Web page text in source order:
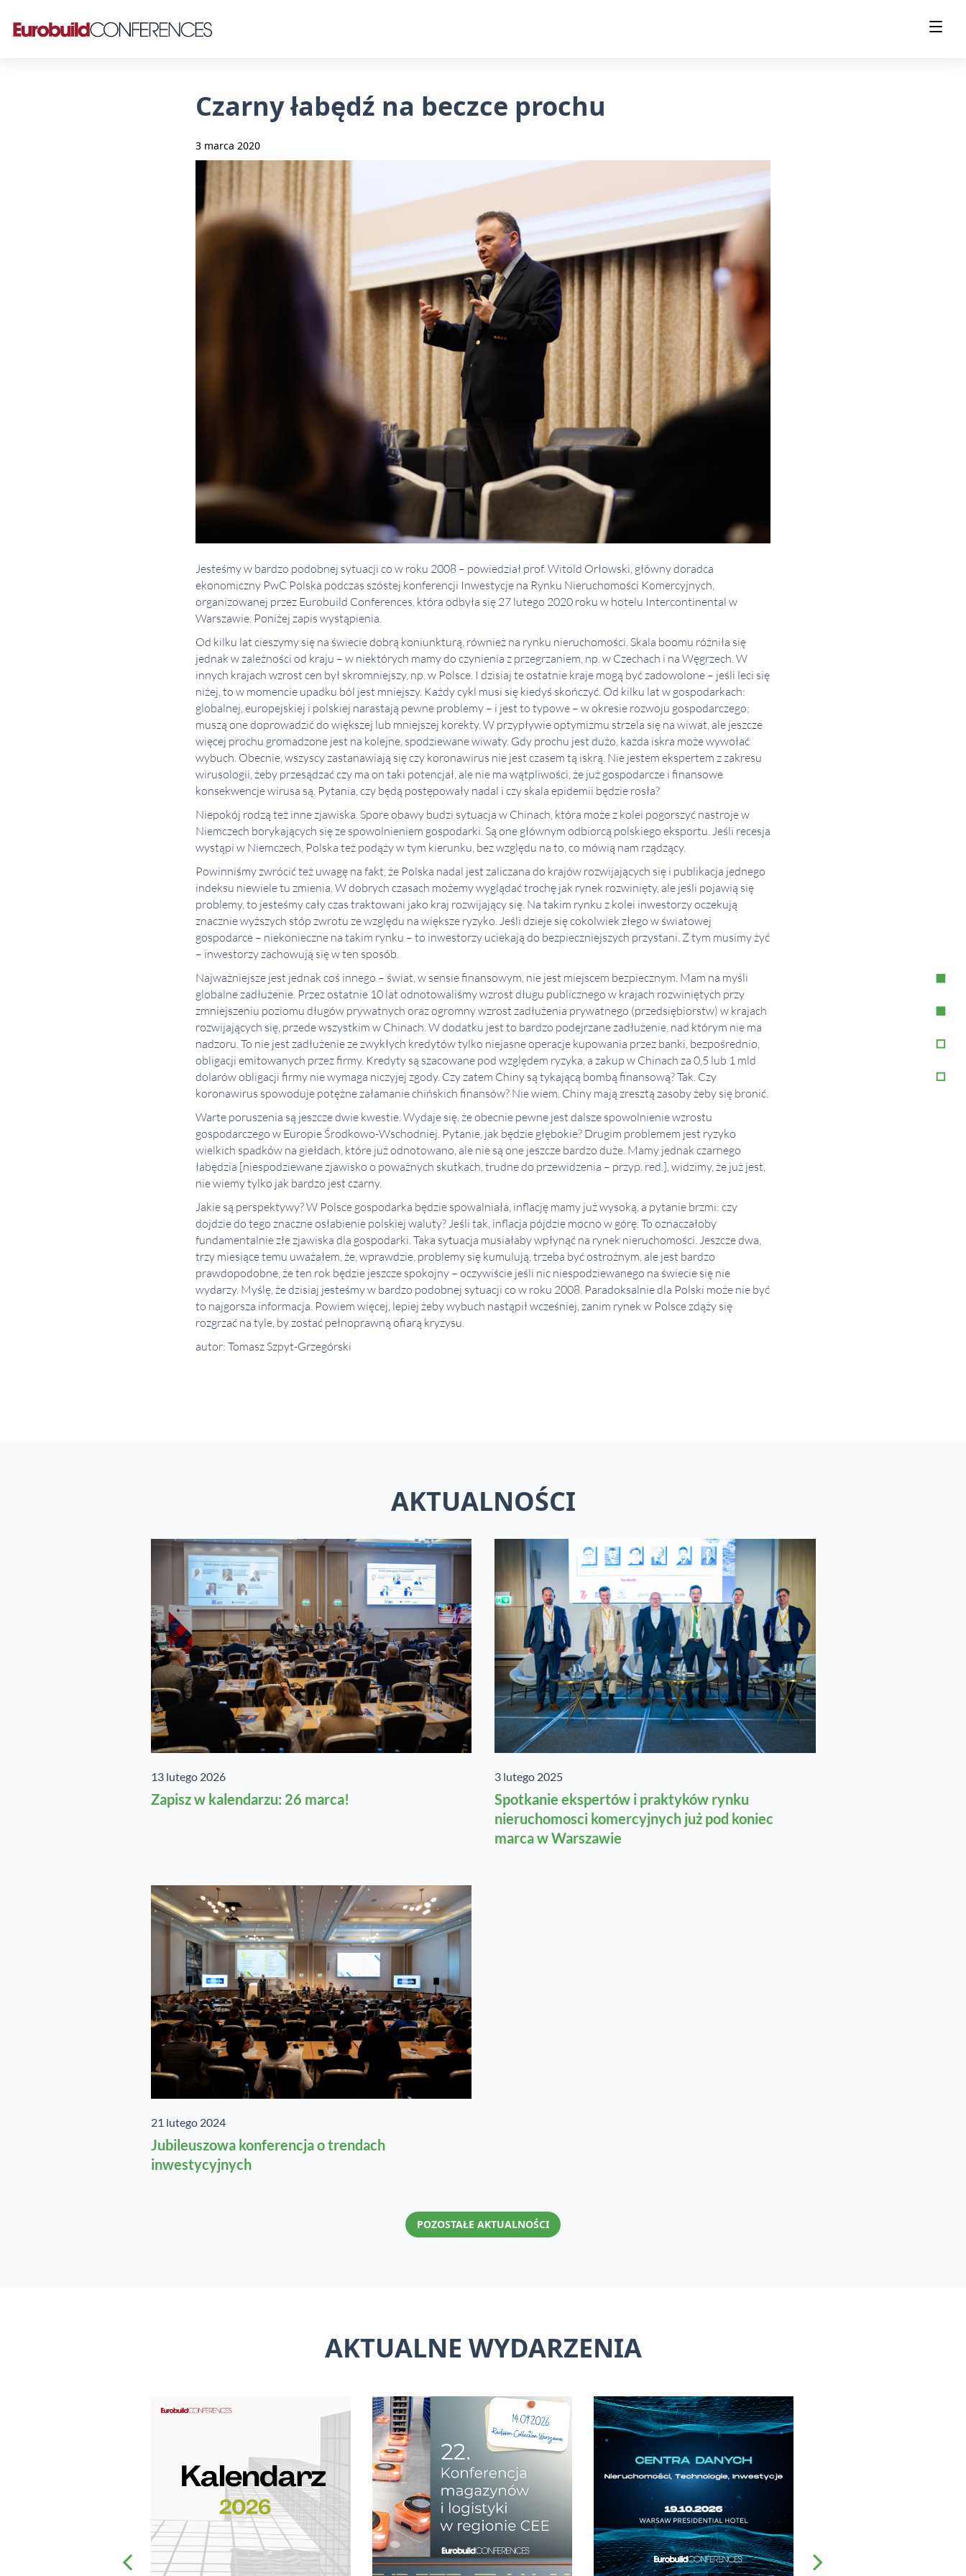
Czarny łabędź na beczce prochu
3 marca 2020
Jesteśmy w bardzo podobnej sytuacji co w roku 2008 – powiedział prof. Witold Orłowski, główny doradca
ekonomiczny PwC Polska podczas szóstej konferencji Inwestycje na Rynku Nieruchomości Komercyjnych,
organizowanej przez Eurobuild Conferences, która odbyła się 27 lutego 2020 roku w hotelu Intercontinental w
Warszawie. Poniżej zapis wystąpienia.
Od kilku lat cieszymy się na świecie dobrą koniunkturą, również na rynku nieruchomości. Skala boomu różniła się
jednak w zależności od kraju – w niektórych mamy do czynienia z przegrzaniem, np. w Czechach i na Węgrzech. W
innych krajach wzrost cen był skromniejszy, np. w Polsce. I dzisiaj te ostatnie kraje mogą być zadowolone – jeśli leci się
niżej, to w momencie upadku ból jest mniejszy. Każdy cykl musi się kiedyś skończyć. Od kilku lat w gospodarkach:
globalnej, europejskiej i polskiej narastają pewne problemy – i jest to typowe – w okresie rozwoju gospodarczego;
muszą one doprowadzić do większej lub mniejszej korekty. W przypływie optymizmu strzela się na wiwat, ale jeszcze
więcej prochu gromadzone jest na kolejne, spodziewane wiwaty. Gdy prochu jest dużo, każda iskra może wywołać
wybuch. Obecnie, wszyscy zastanawiają się czy koronawirus nie jest czasem tą iskrą. Nie jestem ekspertem z zakresu
wirusologii, żeby przesądzać czy ma on taki potencjał, ale nie ma wątpliwości, że już gospodarcze i finansowe
konsekwencje wirusa są. Pytania, czy będą postępowały nadal i czy skala epidemii będzie rosła?
Niepokój rodzą też inne zjawiska. Spore obawy budzi sytuacja w Chinach, która może z kolei pogorszyć nastroje w
Niemczech borykających się ze spowolnieniem gospodarki. Są one głównym odbiorcą polskiego eksportu. Jeśli recesja
wystąpi w Niemczech, Polska też podąży w tym kierunku, bez względu na to, co mówią nam rządzący.
Powinniśmy zwrócić też uwagę na fakt, że Polska nadal jest zaliczana do krajów rozwijających się i publikacja jednego
indeksu niewiele tu zmienia. W dobrych czasach możemy wyglądać trochę jak rynek rozwinięty, ale jeśli pojawią się
problemy, to jesteśmy cały czas traktowani jako kraj rozwijający się. Na takim rynku z kolei inwestorzy oczekują
znacznie wyższych stóp zwrotu ze względu na większe ryzyko. Jeśli dzieje się cokolwiek złego w światowej
gospodarce – niekonieczne na takim rynku – to inwestorzy uciekają do bezpieczniejszych przystani. Z tym musimy żyć
– inwestorzy zachowują się w ten sposób.
Najważniejsze jest jednak coś innego – świat, w sensie finansowym, nie jest miejscem bezpiecznym. Mam na myśli
globalne zadłużenie. Przez ostatnie 10 lat odnotowaliśmy wzrost długu publicznego w krajach rozwiniętych przy
zmniejszeniu poziomu długów prywatnych oraz ogromny wzrost zadłużenia prywatnego (przedsiębiorstw) w krajach
rozwijających się, przede wszystkim w Chinach. W dodatku jest to bardzo podejrzane zadłużenie, nad którym nie ma
nadzoru. To nie jest zadłużenie ze zwykłych kredytów tylko niejasne operacje kupowania przez banki, bezpośrednio,
obligacji emitowanych przez firmy. Kredyty są szacowane pod względem ryzyka, a zakup w Chinach za 0,5 lub 1 mld
dolarów obligacji firmy nie wymaga niczyjej zgody. Czy zatem Chiny są tykającą bombą finansową? Tak. Czy
koronawirus spowoduje potężne załamanie chińskich finansów? Nie wiem. Chiny mają zresztą zasoby żeby się bronić.
Warte poruszenia są jeszcze dwie kwestie. Wydaje się, że obecnie pewne jest dalsze spowolnienie wzrostu
gospodarczego w Europie Środkowo-Wschodniej. Pytanie, jak będzie głębokie? Drugim problemem jest ryzyko
wielkich spadków na giełdach, które już odnotowano, ale nie są one jeszcze bardzo duże. Mamy jednak czarnego
łabędzia [niespodziewane zjawisko o poważnych skutkach, trudne do przewidzenia – przyp. red.], widzimy, że już jest,
nie wiemy tylko jak bardzo jest czarny.
Jakie są perspektywy? W Polsce gospodarka będzie spowalniała, inflację mamy już wysoką, a pytanie brzmi: czy
dojdzie do tego znaczne osłabienie polskiej waluty? Jeśli tak, inflacja pójdzie mocno w górę. To oznaczałoby
fundamentalnie złe zjawiska dla gospodarki. Taka sytuacja musiałaby wpłynąć na rynek nieruchomości. Jeszcze dwa,
trzy miesiące temu uważałem, że, wprawdzie, problemy się kumulują, trzeba być ostrożnym, ale jest bardzo
prawdopodobne, że ten rok będzie jeszcze spokojny – oczywiście jeśli nic niespodziewanego na świecie się nie
wydarzy. Myślę, że dzisiaj jesteśmy w bardzo podobnej sytuacji co w roku 2008. Paradoksalnie dla Polski może nie być
to najgorsza informacja. Powiem więcej, lepiej żeby wybuch nastąpił wcześniej, zanim rynek w Polsce zdąży się
rozgrzać na tyle, by zostać pełnoprawną ofiarą kryzysu.
autor: Tomasz Szpyt-Grzegórski
AKTUALNOŚCI
13 lutego 2026
Zapisz w kalendarzu: 26 marca!
3 lutego 2025
Spotkanie ekspertów i praktyków rynku
nieruchomosci komercyjnych już pod koniec
marca w Warszawie
21 lutego 2024
Jubileuszowa konferencja o trendach
inwestycyjnych
POZOSTAŁE AKTUALNOŚCI
AKTUALNE WYDARZENIA